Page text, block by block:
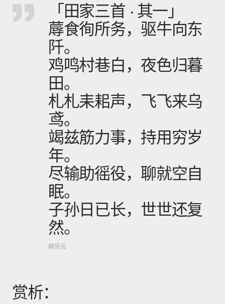
「田家三首 · 其一」
蓐食徇所务，驱牛向东
阡。
鸡鸣村巷白，夜色归暮
田。
札札耒耜声，飞飞来乌
鸢。
竭兹筋力事，持用穷岁
年。
尽输助徭役，聊就空自
眠。
子孙日已长，世世还复
然。
柳宗元
赏析：